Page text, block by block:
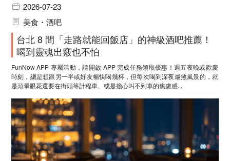
2026-07-23
美食・酒吧
台北 8 間「走路就能回飯店」的神級酒吧推薦！
喝到靈魂出竅也不怕
FunNow APP 專屬活動，請開啟 APP 完成任務領取優惠！週五夜晚或歡慶
時刻，總是想跟另一半或好友暢快喝幾杯，但每次喝到深夜最煞風景的，就
是頭暈眼花還要在街頭等計程車、或是擔心叫不到車的焦慮感...